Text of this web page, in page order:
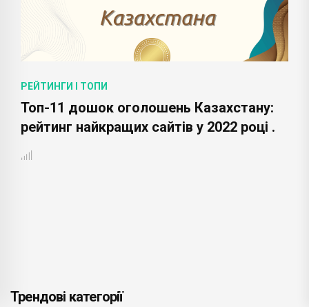
РЕЙТИНГИ І ТОПИ
Топ-11 дошок оголошень Казахстану:
рейтинг найкращих сайтів у 2022 році .
Трендові категорії